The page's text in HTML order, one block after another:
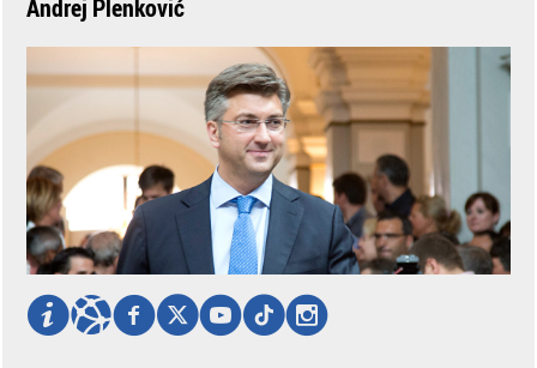
Andrej Plenković